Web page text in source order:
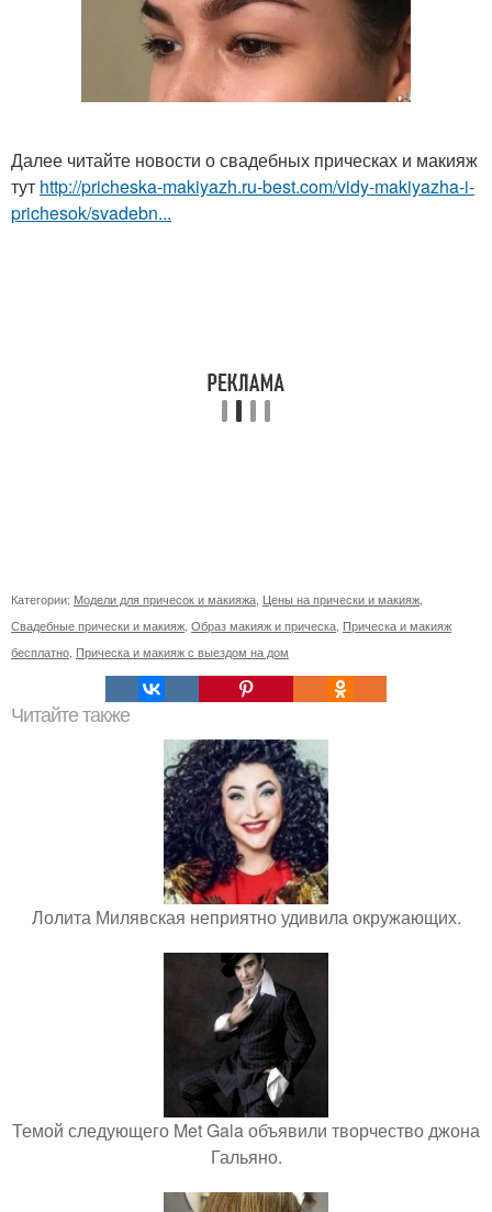
Далее читайте новости о свадебных прическах и макияж
тут http://pricheska-makiyazh.ru-best.com/vidy-makiyazha-i-
prichesok/svadebn...
Категории: Модели для причесок и макияжа Цены на прически и макияж
Свадебные прически и макияж Образ макияж и прическа Прическа и макияж
бесплатно Прическа и макияж с выездом на дом
Читайте также
Лолита Милявская неприятно удивила окружающих.
Темой следующего Met Gala объявили творчество джона
Гальяно.